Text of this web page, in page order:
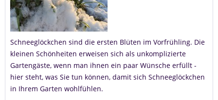
Schneeglöckchen sind die ersten Blüten im Vorfrühling. Die
kleinen Schönheiten erweisen sich als unkomplizierte
Gartengäste, wenn man ihnen ein paar Wünsche erfüllt -
hier steht, was Sie tun können, damit sich Schneeglöckchen
in Ihrem Garten wohlfühlen.